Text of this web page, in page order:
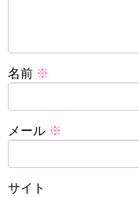
名前 ※
メール ※
サイト